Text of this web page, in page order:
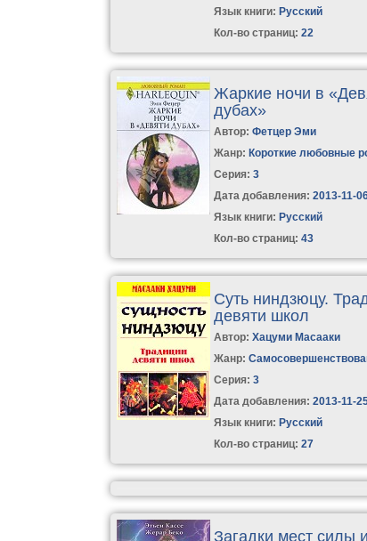
Язык книги: Русский
Кол-во страниц: 22
Жаркие ночи в
дубах»
Автор:Фетцер Эми
Жанр: Короткие любовные
Серия:3
Дата добавления: 2013-11-
Язык книги: Русский
Кол-во страниц: 43
Суть ниндзюцу.
девяти школ
Автор:Хацуми Масааки
Жанр:
Серия:3
Дата добавления: 2013-11-
Язык книги: Русский
Кол-во страниц: 27
Загадки мест силы